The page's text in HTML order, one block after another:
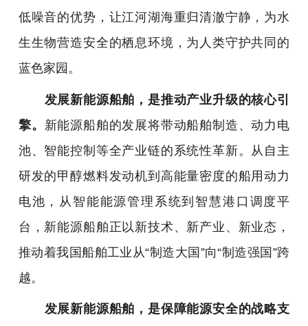
低噪音的优势，让江河湖海重归清澈宁静，为水
生生物营造安全的栖息环境，为人类守护共同的
蓝色家园。
发展新能源船舶，是推动产业升级的核心引
擎。 新能源船舶的发展将带动船舶制造、动力电
池、智能控制等全产业链的系统性革新。从自主
研发的甲醇燃料发动机到高能量密度的船用动力
电池，从智能能源管理系统到智慧港口调度平
台，新能源船舶正以新技术、新产业、新业态，
推动着我国船舶工业从“制造大国”向“制造强国”跨
越。
发展新能源船舶，是保障能源安全的战略支